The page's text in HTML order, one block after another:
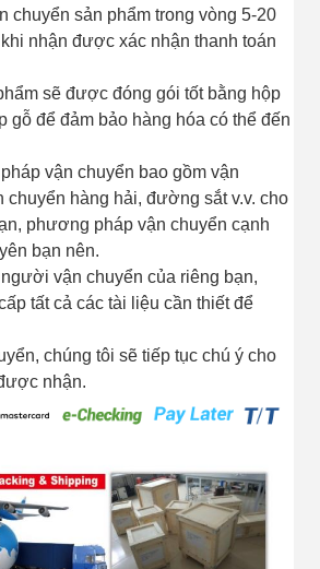
chuyển sản phẩm trong vòng 5-20
nhận được xác nhận thanh toán
sẽ được đóng gói tốt bằng hộp
gỗ để đảm bảo hàng hóa có thể đến
vận chuyển bao gồm vận
chuyển hàng hải, đường sắt v.v. cho
phương pháp vận chuyển cạnh
bạn nên.
vận chuyển của riêng bạn,
tất cả các tài liệu cần thiết để
chúng tôi sẽ tiếp tục chú ý cho
nhận.